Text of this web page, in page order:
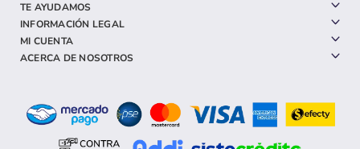
TE AYUDAMOS
INFORMACIÓN LEGAL
MI CUENTA
ACERCA DE NOSOTROS